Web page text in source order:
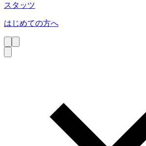
スタッツ
はじめての方へ